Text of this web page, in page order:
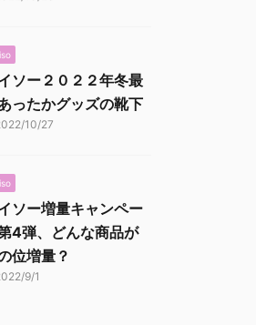
ソー２０２２年冬最
ったかグッズの靴下
10/27
ソー増量キャンペー
4弾、どんな商品が
位増量？
9/1